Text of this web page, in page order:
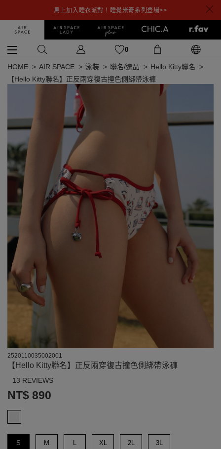
馬上加入睡衣派對！睡覺米奇系列登場>>
0
HOME AIR SPACE 泳裝 聯名/選品
Hello Kitty聯名
【Hello Kitty聯名】正反兩穿復古撞色側綁帶泳褲
2520110035002001
【Hello Kitty聯名】正反兩穿復古撞色側綁帶泳褲
13 REVIEWS
NT$ 890
S M L XL 2L 3L